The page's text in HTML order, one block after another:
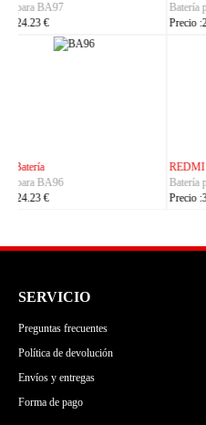
Batería para Titan-P13000
Precio :30.23 €
CUBOT Batería
Batería para C35
Precio :24.23 €
SERVICIO
Preguntas frecuentes
Política de devolución
Envíos y entregas
Forma de pago